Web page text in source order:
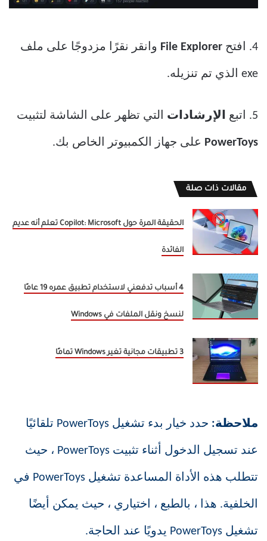
4. افتح File Explorer وانقر نقرًا مزدوجًا على ملف
exe الذي تم تنزيله.
5. اتبع الإرشادات التي تظهر على الشاشة لتثبيت
PowerToys على جهاز الكمبيوتر الخاص بك.
مقالات ذات صلة
الحقيقة المرة حول Copilot: Microsoft تعلم أنه عديم
الفائدة
4 أسباب تدفعني لاستخدام تطبيق عمره 19 عامًا
لنسخ ونقل الملفات في Windows
3 تطبيقات مجانية تغير Windows تمامًا
ملاحظة: حدد خيار بدء تشغيل PowerToys تلقائيًا
عند تسجيل الدخول أثناء تثبيت PowerToys ، حيث
تتطلب هذه الأداة المساعدة تشغيل PowerToys في
الخلفية. هذا ، بالطبع ، اختياري ، حيث يمكن أيضًا
تشغيل PowerToys يدويًا عند الحاجة.